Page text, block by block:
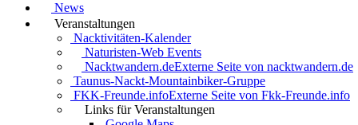
News
Veranstaltungen
Nacktivitäten-Kalender
Naturisten-Web Events
Nacktwandern.deExterne Seite von nacktwandern.de
Taunus-Nackt-Mountainbiker-Gruppe
FKK-Freunde.infoExterne Seite von Fkk-Freunde.info
Links für Veranstaltungen